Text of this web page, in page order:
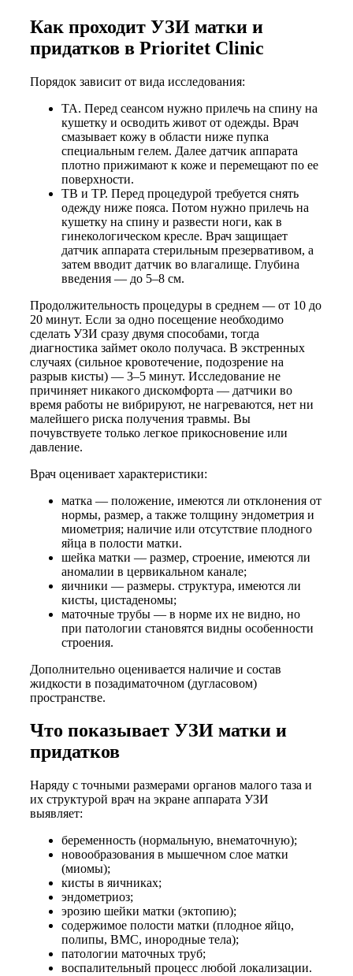
Как проходит УЗИ матки и
придатков в Prioritet Clinic
Порядок зависит от вида исследования:
ТА. Перед сеансом нужно прилечь на спину на
кушетку и осводить живот от одежды. Врач
смазывает кожу в области ниже пупка
специальным гелем. Далее датчик аппарата
плотно прижимают к коже и перемещают по ее
поверхности.
ТВ и ТР. Перед процедурой требуется снять
одежду ниже пояса. Потом нужно прилечь на
кушетку на спину и развести ноги, как в
гинекологическом кресле. Врач защищает
датчик аппарата стерильным презервативом, а
затем вводит датчик во влагалище. Глубина
введения — до 5–8 см.
Продолжительность процедуры в среднем — от 10 до
20 минут. Если за одно посещение необходимо
сделать УЗИ сразу двумя способами, тогда
диагностика займет около получаса. В экстренных
случаях (сильное кровотечение, подозрение на
разрыв кисты) — 3–5 минут. Исследование не
причиняет никакого дискомфорта — датчики во
время работы не вибрируют, не нагреваются, нет ни
малейшего риска получения травмы. Вы
почувствуете только легкое прикосновение или
давление.
Врач оценивает характеристики:
матка — положение, имеются ли отклонения от
нормы, размер, а также толщину эндометрия и
миометрия; наличие или отсутствие плодного
яйца в полости матки.
шейка матки — размер, строение, имеются ли
аномалии в цервикальном канале;
яичники — размеры. структура, имеются ли
кисты, цистаденомы;
маточные трубы — в норме их не видно, но
при патологии становятся видны особенности
строения.
Дополнительно оценивается наличие и состав
жидкости в позадиматочном (дугласовом)
пространстве.
Что показывает УЗИ матки и
придатков
Наряду с точными размерами органов малого таза и
их структурой врач на экране аппарата УЗИ
выявляет:
беременность (нормальную, внематочную);
новообразования в мышечном слое матки
(миомы);
кисты в яичниках;
эндометриоз;
эрозию шейки матки (эктопию);
содержимое полости матки (плодное яйцо,
полипы, ВМС, инородные тела);
патологии маточных труб;
воспалительный процесс любой локализации.